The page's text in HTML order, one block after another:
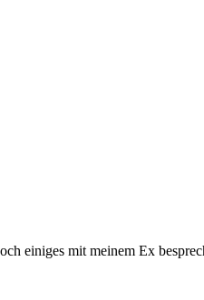
einiges mit meinem Ex